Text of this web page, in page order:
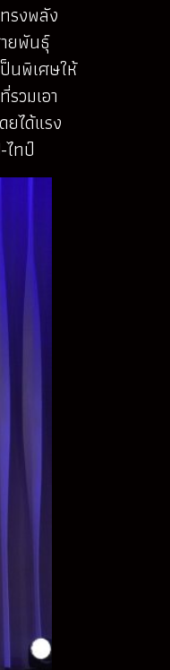
รงพลัง
ยพันธุ์
นพิเศษให้
วมเอา
ยได้แรง
ไทป์